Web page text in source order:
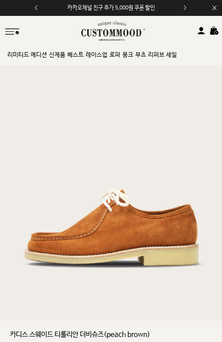
카카오채널 친구 추가 5,000원 쿠폰 할인
리미티드 에디션 신제품 베스트 레이스업 로퍼 몽크 부츠 리퍼브 세일
카디스 스웨이드 티롤리안 더비슈즈(peach brown)